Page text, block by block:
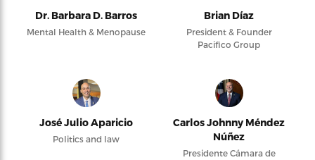
Dr. Barbara D. Barros
Mental Health & Menopause
Brian Díaz
President & Founder
Pacifico Group
José Julio Aparicio
Politics and law
Carlos Johnny Méndez
Núñez
Presidente Cámara de